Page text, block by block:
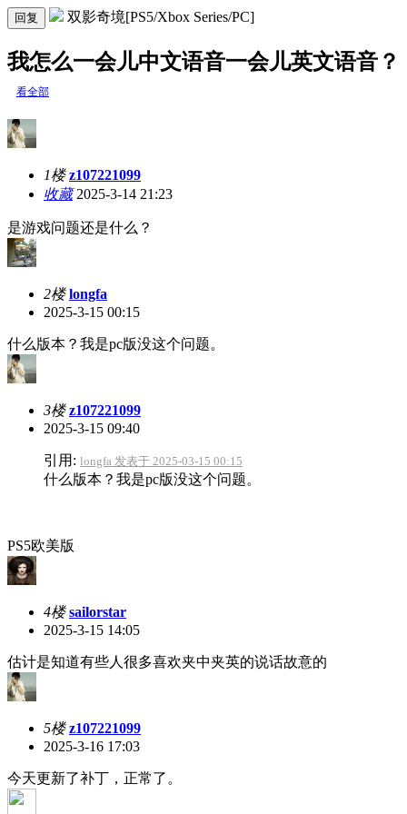
回复 双影奇境[PS5/Xbox Series/PC]
我怎么一会儿中文语音一会儿英文语音？
看全部
1楼 z107221099
收藏2025-3-14 21:23
是游戏问题还是什么？
2楼 longfa
2025-3-15 00:15
什么版本？我是pc版没这个问题。
3楼 z107221099
2025-3-15 09:40
引用: longfa 发表于 2025-03-15 00:15
什么版本？我是pc版没这个问题。
PS5欧美版
4楼 sailorstar
2025-3-15 14:05
估计是知道有些人很多喜欢夹中夹英的说话故意的
5楼 z107221099
2025-3-16 17:03
今天更新了补丁，正常了。